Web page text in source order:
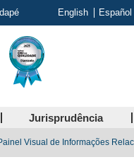
English Español
Jurisprudência
Visual de Informações